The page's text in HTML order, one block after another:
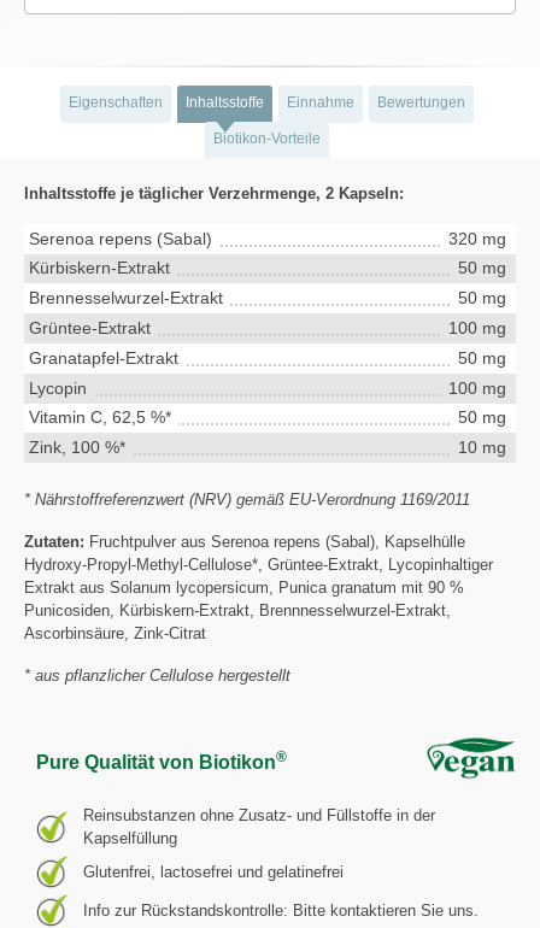
Eigenschaften Inhaltsstoffe Einnahme Bewertungen
Biotikon-Vorteile
Inhaltsstoffe je täglicher Verzehrmenge, 2 Kapseln:
Serenoa repens (Sabal)
320 mg
Kürbiskern-Extrakt
50 mg
Brennesselwurzel-Extrakt
50 mg
Grüntee-Extrakt
100 mg
Granatapfel-Extrakt
50 mg
Lycopin
100 mg
Vitamin C, 62,5 %*
50 mg
Zink, 100 %*
10 mg
* Nährstoffreferenzwert (NRV) gemäß EU-Verordnung 1169/2011
Zutaten: Fruchtpulver aus Serenoa repens (Sabal), Kapselhülle
Hydroxy-Propyl-Methyl-Cellulose*, Grüntee-Extrakt, Lycopinhaltiger
Extrakt aus Solanum lycopersicum, Punica granatum mit 90 %
Punicosiden, Kürbiskern-Extrakt, Brennnesselwurzel-Extrakt,
Ascorbinsäure, Zink-Citrat
* aus pflanzlicher Cellulose hergestellt
Pure Qualität von Biotikon®
Reinsubstanzen ohne Zusatz- und Füllstoffe in der
Kapselfüllung
Glutenfrei, lactosefrei und gelatinefrei
Info zur Rückstandskontrolle: Bitte kontaktieren Sie uns.